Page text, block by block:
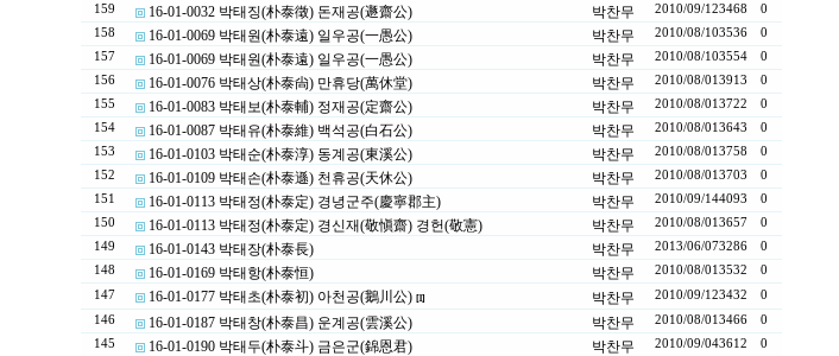
159
16-01-0032 박태징(朴泰徵) 돈재공(遯齋公) 박찬무 2010/09/123468
0
158
16-01-0069 박태원(朴泰遠) 일우공(一愚公) 박찬무 2010/08/103536
0
157
16-01-0069 박태원(朴泰遠) 일우공(一愚公) 박찬무 2010/08/103554
0
156
16-01-0076 박태상(朴泰尙) 만휴당(萬休堂) 박찬무 2010/08/01 3913
0
155
16-01-0083 박태보(朴泰輔) 정재공(定齋公) 박찬무 2010/08/01 3722
0
154
16-01-0087 박태유(朴泰維) 백석공(白石公) 박찬무 2010/08/01 3643
0
153
16-01-0103 박태순(朴泰淳) 동계공(東溪公) 박찬무 2010/08/01 3758
0
152
16-01-0109 박태손(朴泰遜) 천휴공(天休公) 박찬무 2010/08/01 3703
0
151
16-01-0113 박태정(朴泰定) 경녕군주(慶寧郡主) 박찬무 2010/09/144093
0
150
16-01-0113 박태정(朴泰定) 경신재(敬愼齋) 경헌(敬憲) 박찬무 2010/08/01 3657
0
149
16-01-0143 박태장(朴泰長) 박찬무 2013/06/073286
0
148
16-01-0169 박태항(朴泰恒) 박찬무 2010/08/01 3532
0
147
16-01-0177 박태초(朴泰初) 아천공(鵝川公) [1] 박찬무 2010/09/123432
0
146
16-01-0187 박태창(朴泰昌) 운계공(雲溪公) 박찬무 2010/08/01 3466
0
145
16-01-0190 박태두(朴泰斗) 금은군(錦恩君) 박찬무 2010/09/043612
0